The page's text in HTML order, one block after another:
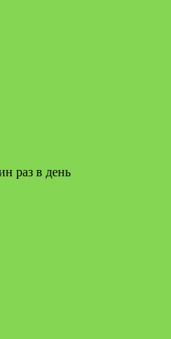
раз в день